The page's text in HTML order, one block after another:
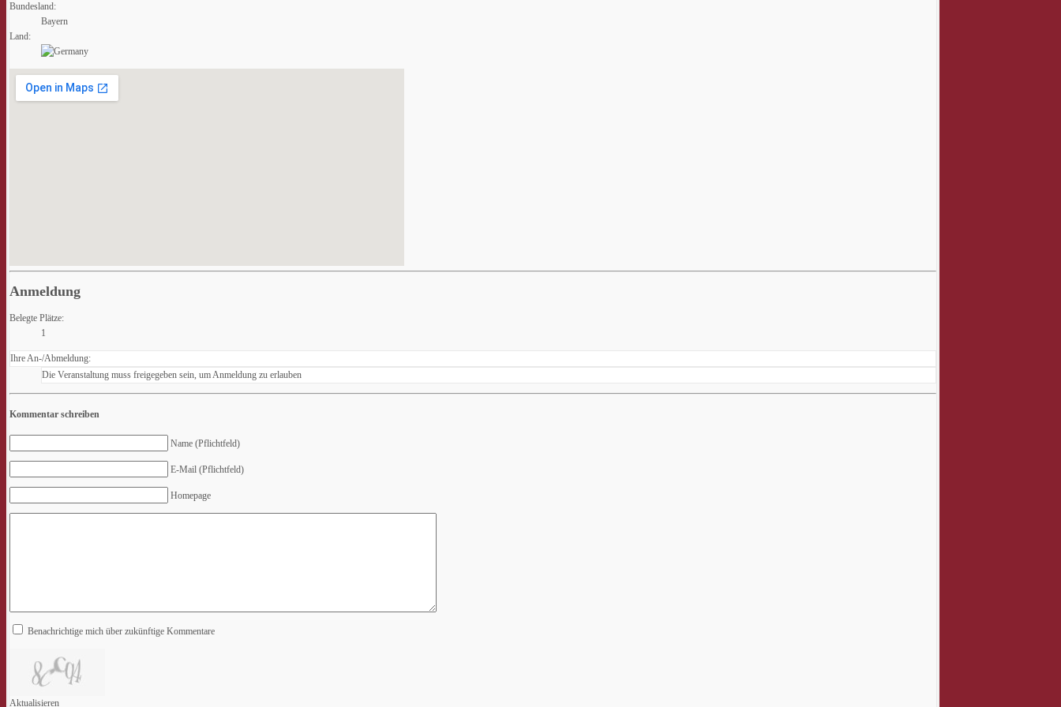
Bundesland:
Bayern
Land:
Anmeldung
Belegte Plätze:
1
Ihre An-/Abmeldung:
Die Veranstaltung muss freigegeben sein, um Anmeldung zu erlauben
Kommentar schreiben
Name (Pflichtfeld)
E-Mail (Pflichtfeld)
Homepage
Benachrichtige mich über zukünftige Kommentare
Aktualisieren